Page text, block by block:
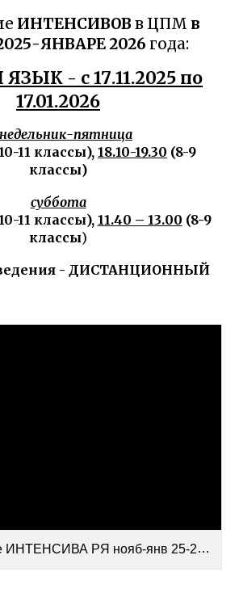
ИНТЕНСИВОВ в ЦПМ в
5-ЯНВАРЕ 2026 года:
ЯЗЫК - с17.11.2025 по
17.01.2026
пятница
11 классы), 18.10-19.30 (8-9
классы)
суббота
11 классы), 11.40 – 13.00 (8-9
классы)
- ДИСТАНЦИОННЫЙ
РЯ нояб-янв 25-26 (1).docx